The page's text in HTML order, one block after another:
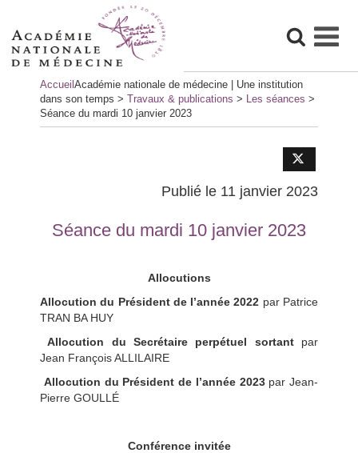
Accueil Académie nationale de médecine | Une institution
dans son temps > Travaux & publications > Les séances >
Séance du mardi 10 janvier 2023
Publié le 11 janvier 2023
Séance du mardi 10 janvier 2023
Allocutions
Allocution du Président de l’année 2022 par Patrice
TRAN BA HUY
Allocution du Secrétaire perpétuel sortant par
Jean François ALLILAIRE
Allocution du Président de l’année 2023 par Jean-
Pierre GOULLÉ
Conférence invitée